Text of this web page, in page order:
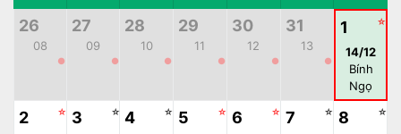
26
08
●
27
09
●
28
10
●
29
11
●
30
12
●
31
13
●
1 ☆
14/12
Bính
Ngọ
2 ☆ 3 ☆ 4 ☆ 5 ☆ 6 ☆ 7 ☆ 8 ☆